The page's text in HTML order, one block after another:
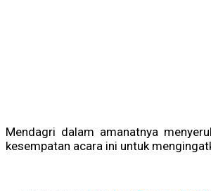
Mendagri dalam amanatnya
kesempatan acara ini untuk